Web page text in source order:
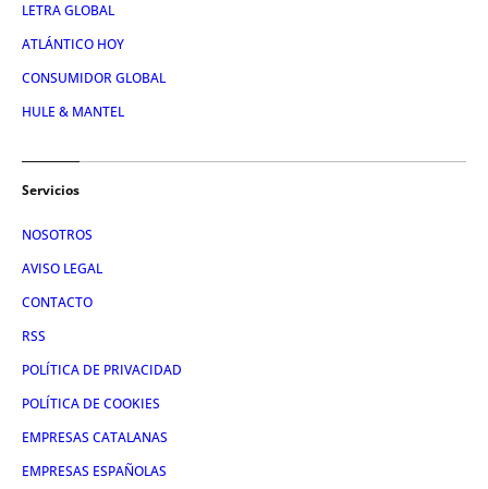
LETRA GLOBAL
ATLÁNTICO HOY
CONSUMIDOR GLOBAL
HULE & MANTEL
Servicios
NOSOTROS
AVISO LEGAL
CONTACTO
RSS
POLÍTICA DE PRIVACIDAD
POLÍTICA DE COOKIES
EMPRESAS CATALANAS
EMPRESAS ESPAÑOLAS